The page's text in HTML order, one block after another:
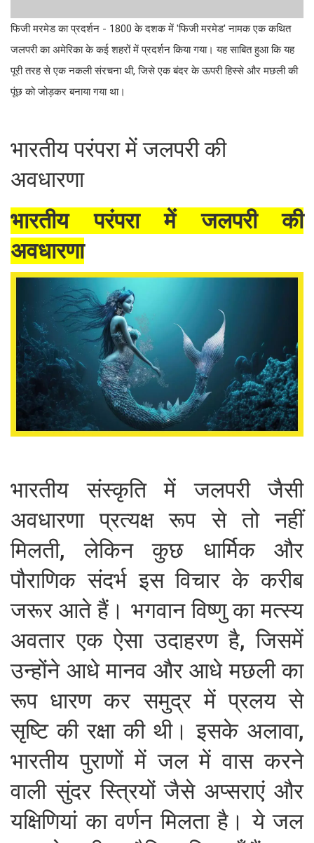
फिजी मरमेड का प्रदर्शन - 1800 के दशक में 'फिजी मरमेड' नामक एक कथित
जलपरी का अमेरिका के कई शहरों में प्रदर्शन किया गया। यह साबित हुआ कि यह
पूरी तरह से एक नकली संरचना थी, जिसे एक बंदर के ऊपरी हिस्से और मछली की
पूंछ को जोड़कर बनाया गया था।
भारतीय परंपरा में जलपरी की
अवधारणा
भारतीय परंपरा में जलपरी की
अवधारणा
भारतीय संस्कृति में जलपरी जैसी
अवधारणा प्रत्यक्ष रूप से तो नहीं
मिलती, लेकिन कुछ धार्मिक और
पौराणिक संदर्भ इस विचार के करीब
जरूर आते हैं। भगवान विष्णु का मत्स्य
अवतार एक ऐसा उदाहरण है, जिसमें
उन्होंने आधे मानव और आधे मछली का
रूप धारण कर समुद्र में प्रलय से
सृष्टि की रक्षा की थी। इसके अलावा,
भारतीय पुराणों में जल में वास करने
वाली सुंदर स्त्रियों जैसे अप्सराएं और
यक्षिणियां का वर्णन मिलता है। ये जल